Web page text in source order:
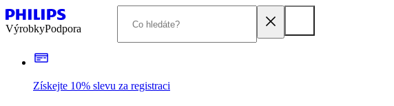
VýrobkyPodpora
Získejte 10% slevu za registraci